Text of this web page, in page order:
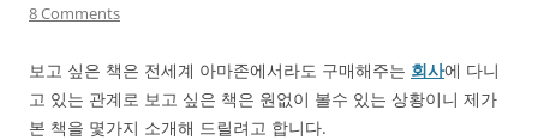
8 Comments
보고 싶은 책은 전세계 아마존에서라도 구매해주는 회사에 다니
고 있는 관계로 보고 싶은 책은 원없이 볼수 있는 상황이니 제가
본 책을 몇가지 소개해 드릴려고 합니다.